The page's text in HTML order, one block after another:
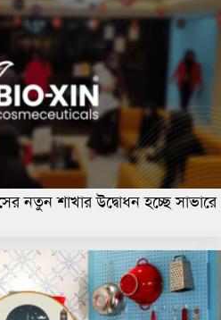
নতুন শাখার উদ্বোধন হচ্ছে সাভারে